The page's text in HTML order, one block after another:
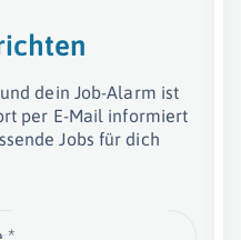
dein Job-Alarm ist
per E-Mail informiert
Jobs für dich